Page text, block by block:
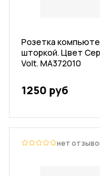
Розетка
шторкой. Цвет
Volt. MA372010
1250 руб
нет